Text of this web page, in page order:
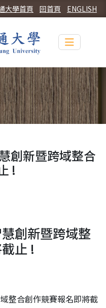
ENGLISH
回首頁
大學首頁
Toggle
創新暨跨域整合
!
創新暨跨域整
止 !
整合創作競賽報名即將截